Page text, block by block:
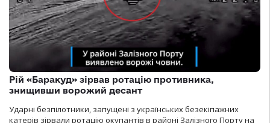
Рій «Баракуд» зірвав ротацію противника,
знищивши ворожий десант
Ударні безпілотники, запущені з українських безекіпажних
катерів зірвали ротацію окупантів в районі Залізного Порту на